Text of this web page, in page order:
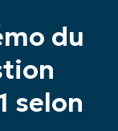
du
selon